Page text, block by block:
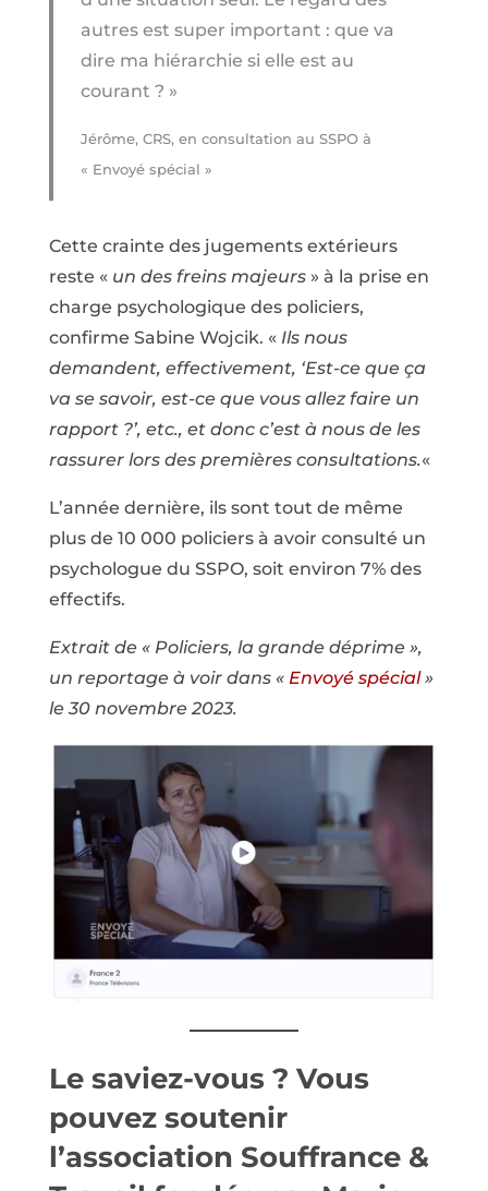
autres est super important : que va
dire ma hiérarchie si elle est au
courant ? »
Jérôme, CRS, en consultation au SSPO à
« Envoyé spécial »
Cette crainte des jugements extérieurs
reste « un des freins majeurs» à la prise en
charge psychologique des policiers,
confirme Sabine Wojcik. « Ils nous
demandent, effectivement, ‘Est-ce que ça
va se savoir, est-ce que vous allez faire un
rapport ?’, etc., et donc c’est à nous de les
rassurer lors des premières consultations.«
L’année dernière, ils sont tout de même
plus de 10 000 policiers à avoir consulté un
psychologue du SSPO, soit environ 7% des
effectifs.
Extrait de « Policiers, la grande déprime »,
un reportage à voir dans « Envoyé spécial»
le 30 novembre 2023.
Le saviez-vous ? Vous
pouvez soutenir
l’association Souffrance &